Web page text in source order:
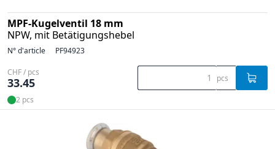
MPF-Kugelventil 18 mm
NPW, mit Betätigungshebel
N° d'article PF94923
CHF / pcs
33.45 pcs
2 pcs